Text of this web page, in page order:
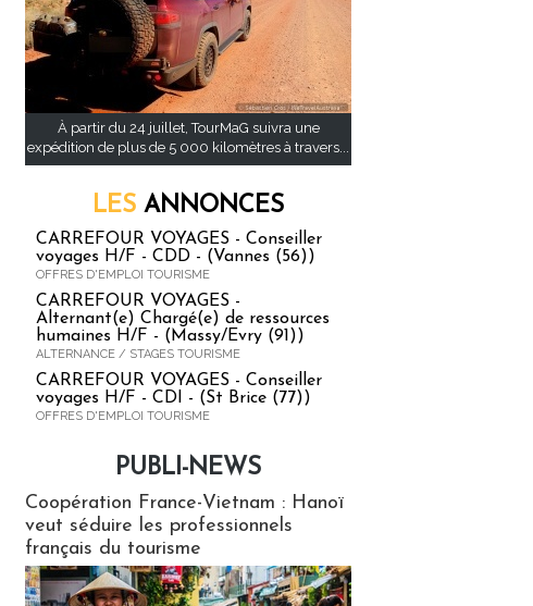
À partir du 24 juillet, TourMaG suivra une
expédition de plus de 5 000 kilomètres à travers...
LES ANNONCES
CARREFOUR VOYAGES - Conseiller
voyages H/F - CDD - (Vannes (56))
OFFRES D'EMPLOI TOURISME
CARREFOUR VOYAGES -
Alternant(e) Chargé(e) de ressources
humaines H/F - (Massy/Evry (91))
ALTERNANCE / STAGES TOURISME
CARREFOUR VOYAGES - Conseiller
voyages H/F - CDI - (St Brice (77))
OFFRES D'EMPLOI TOURISME
PUBLI-NEWS
Coopération France-Vietnam : Hanoï
veut séduire les professionnels
français du tourisme